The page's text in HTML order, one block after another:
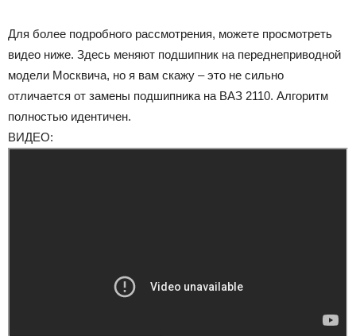
Для более подробного рассмотрения, можете просмотреть
видео ниже. Здесь меняют подшипник на переднеприводной
модели Москвича, но я вам скажу – это не сильно
отличается от замены подшипника на ВАЗ 2110. Алгоритм
полностью идентичен.
ВИДЕО: